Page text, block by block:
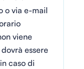
o via e-mail
viene
essere
caso di